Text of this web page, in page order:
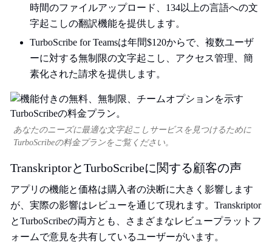
時間のファイルアップロード、134以上の言語への文
字起こしの翻訳機能を提供します。
TurboScribe for Teamsは年間$120からで、複数ユーザ
ーに対する無制限の文字起こし、アクセス管理、簡
素化された請求を提供します。
あなたのニーズに最適な文字起こしサービスを見つけるために
TurboScribeの料金プランをご覧ください。
TranskriptorとTurboScribeに関する顧客の声
アプリの機能と価格は購入者の決断に大きく影響します
が、実際の影響はレビューを通じて現れます。Transkriptor
とTurboScribeの両方とも、さまざまなレビュープラットフ
ォームで意見を共有しているユーザーがいます。